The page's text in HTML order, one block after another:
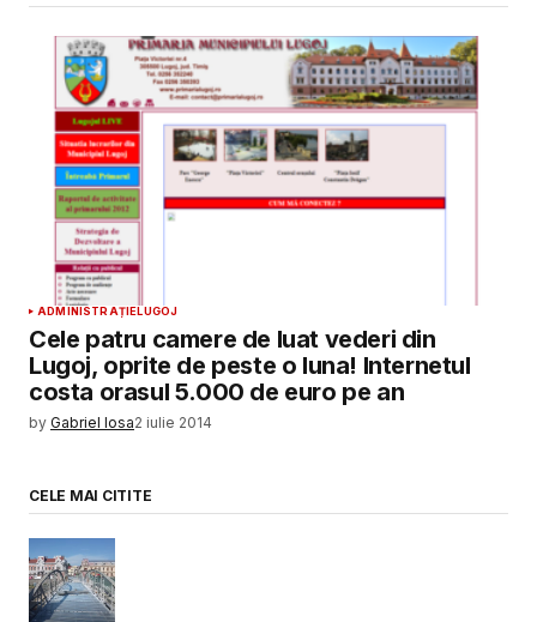
ADMINISTRAȚIELUGOJ
Cele patru camere de luat vederi din
Lugoj, oprite de peste o luna! Internetul
costa orasul 5.000 de euro pe an
by Gabriel Iosa2 iulie 2014
CELE MAI CITITE